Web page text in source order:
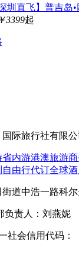
圳直飞】普吉岛
￥3399起
际旅行社有限
省内游港澳旅游
自由行代订全球
道中浩一路科尔
负责人：刘燕妮
社会信用代码：